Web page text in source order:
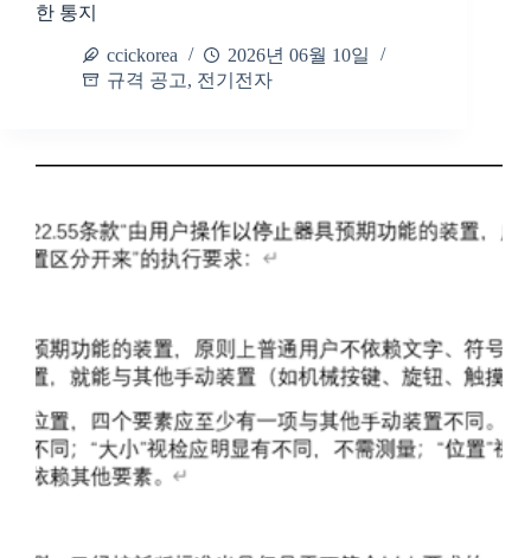
한 통지
ccickorea
2026년 06월 10일
규격 공고, 전기전자